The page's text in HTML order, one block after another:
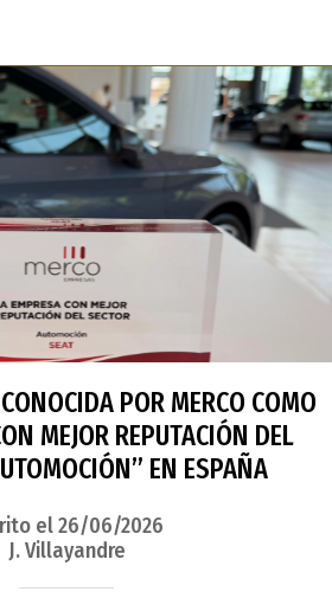
POR MERCO COMO
MEJOR REPUTACIÓN DEL
EN ESPAÑA
el 26/06/2026
J. Villayandre